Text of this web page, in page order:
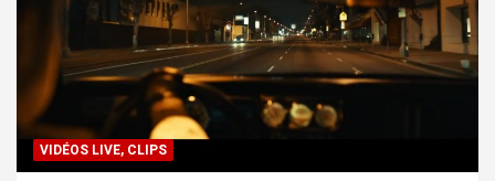
VIDÉOS LIVE, CLIPS